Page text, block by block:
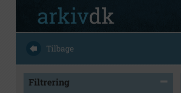
Tilbage
Filtrering